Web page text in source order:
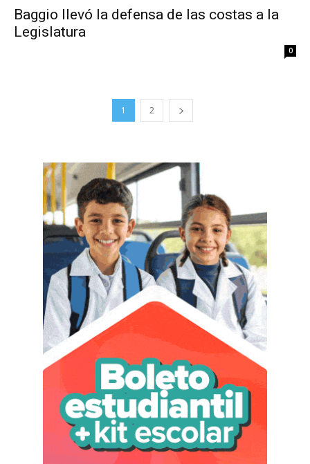
Baggio llevó la defensa de las costas a la
Legislatura
0
1 2